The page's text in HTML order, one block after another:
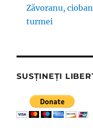
Zăvoranu,
turmei
SUSȚINEȚI